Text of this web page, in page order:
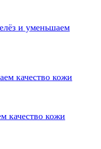
и уменьшаем
качество кожи
качество кожи